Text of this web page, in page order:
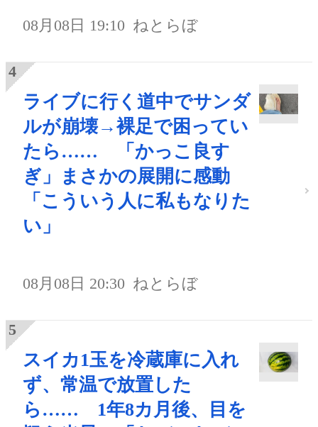
08月08日 19:10 ねとらぼ
ライブに行く道中でサンダ
ルが崩壊→裸足で困ってい
たら…… 「かっこ良す
ぎ」まさかの展開に感動
「こういう人に私もなりた
い」
08月08日 20:30 ねとらぼ
スイカ1玉を冷蔵庫に入れ
ず、常温で放置した
ら…… 1年8カ月後、目を